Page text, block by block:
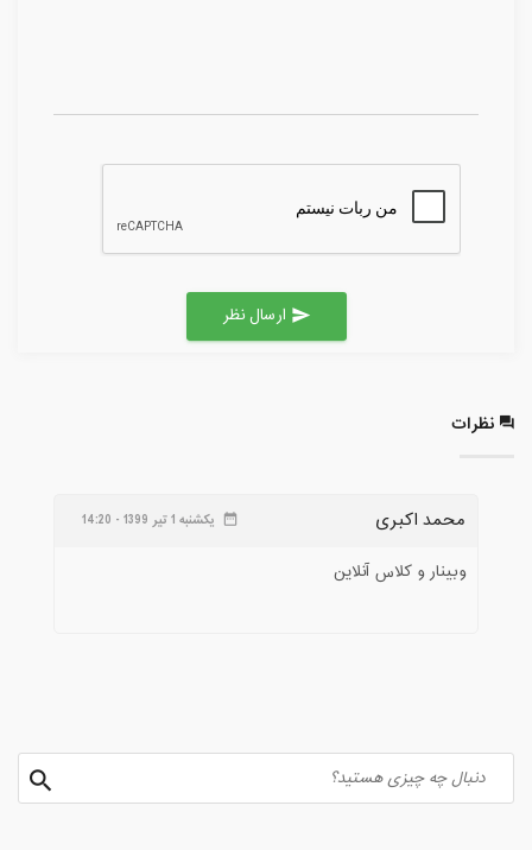
send
نظرات
محمد اکبری date_range یکشنبه 1 تیر 1399 - 14:20
وبینار و کلاس آنلاین